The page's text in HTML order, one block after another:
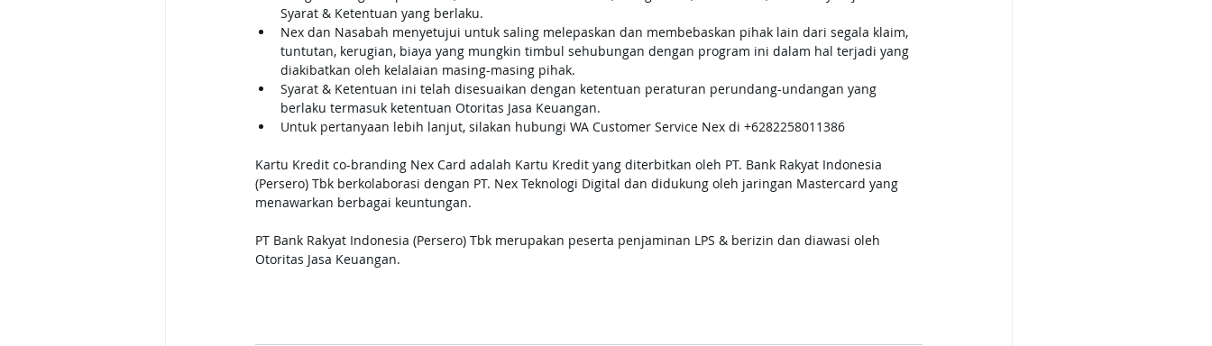
Syarat & Ketentuan yang berlaku.
Nex dan Nasabah menyetujui untuk saling melepaskan dan membebaskan pihak lain dari segala klaim,
tuntutan, kerugian, biaya yang mungkin timbul sehubungan dengan program ini dalam hal terjadi yang
diakibatkan oleh kelalaian masing-masing pihak.
Syarat & Ketentuan ini telah disesuaikan dengan ketentuan peraturan perundang-undangan yang
berlaku termasuk ketentuan Otoritas Jasa Keuangan.
Untuk pertanyaan lebih lanjut, silakan hubungi WA Customer Service Nex di +6282258011386
Kartu Kredit co-branding Nex Card adalah Kartu Kredit yang diterbitkan oleh PT. Bank Rakyat Indonesia
(Persero) Tbk berkolaborasi dengan PT. Nex Teknologi Digital dan didukung oleh jaringan Mastercard yang
menawarkan berbagai keuntungan.
PT Bank Rakyat Indonesia (Persero) Tbk merupakan peserta penjaminan LPS & berizin dan diawasi oleh
Otoritas Jasa Keuangan.